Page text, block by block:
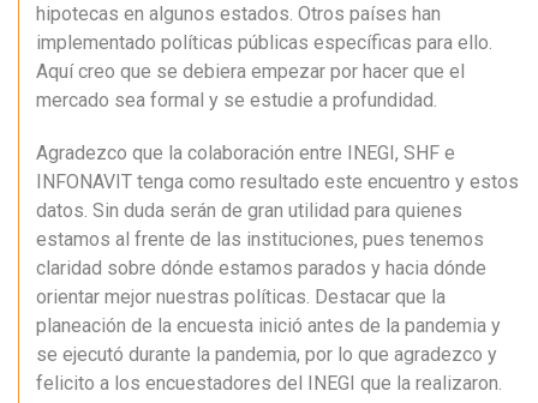
hipotecas en algunos estados. Otros países han
implementado políticas públicas específicas para ello.
Aquí creo que se debiera empezar por hacer que el
mercado sea formal y se estudie a profundidad.
Agradezco que la colaboración entre INEGI, SHF e
INFONAVIT tenga como resultado este encuentro y estos
datos. Sin duda serán de gran utilidad para quienes
estamos al frente de las instituciones, pues tenemos
claridad sobre dónde estamos parados y hacia dónde
orientar mejor nuestras políticas. Destacar que la
planeación de la encuesta inició antes de la pandemia y
se ejecutó durante la pandemia, por lo que agradezco y
felicito a los encuestadores del INEGI que la realizaron.